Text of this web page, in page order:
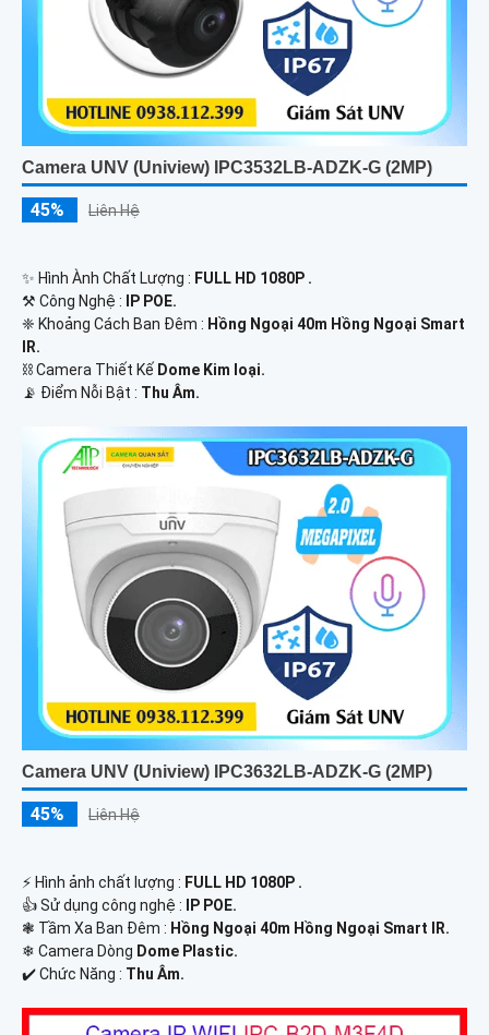
Camera UNV (Uniview) IPC3532LB-ADZK-G (2MP)
45% Liên Hệ
✨ Hình Ành Chất Lượng : FULL HD 1080P .
⚒ Công Nghệ :
IP POE.
❈ Khoảng Cách Ban Đêm : Hồng Ngoại 40m Hồng Ngoại Smart
IR.
⛓ Camera Thiết Kế Dome Kim loại.
️📡 Điểm Nỗi Bật : Thu Âm.
Camera UNV (Uniview) IPC3632LB-ADZK-G (2MP)
45% Liên Hệ
️⚡ Hình ảnh chất lượng : FULL HD 1080P .
👍 Sử dụng công nghệ :
IP POE.
❃ Tầm Xa Ban Đêm : Hồng Ngoại 40m Hồng Ngoại Smart IR.
❄ Camera Dòng Dome Plastic.
️✔️ Chức Năng : Thu Âm.